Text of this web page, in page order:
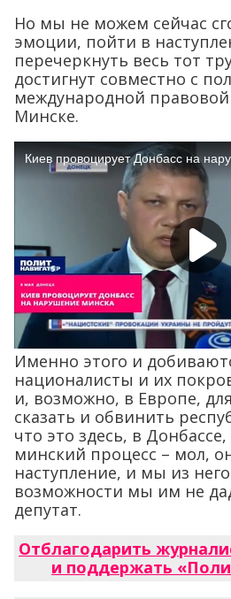
Но мы не можем сейчас
эмоции, пойти в
перечеркнуть весь тот
достигнут совместно с
международной
Минске.
Именно этого и
националисты и их
и, возможно, в Европе,
сказать и обвинить
что это здесь, в
минский процесс – мол,
наступление, и мы из
возможности мы им не
депутат.
Отблагодарить
и поддержать